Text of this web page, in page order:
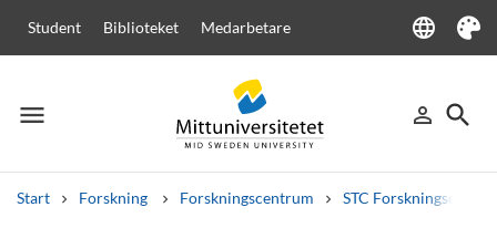
Student Biblioteket Medarbetare language
Language
Tema
menu
Meny person_outline
Logga in
search
Sök
Start Forskning Forskningscentrum STC Forskningscenter